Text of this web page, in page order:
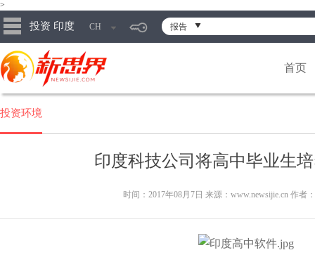
>
投资 印度 CH 报告
首页
投资环境
印度科技公司将高中毕业生
时间：2017年08月7日 来源：www.newsijie.cn 作者